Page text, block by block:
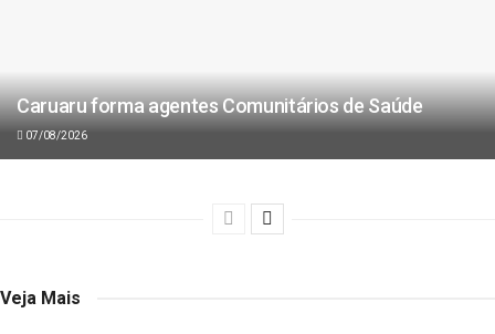
Caruaru forma agentes Comunitários de Saúde
07/08/2026
Veja Mais